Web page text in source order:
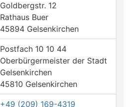
Goldbergstr. 12
Rathaus Buer
45894 Gelsenkirchen
Postfach 10 10 44
Oberbürgermeister der Stadt
Gelsenkirchen
45810 Gelsenkirchen
+49 (209) 169-4319